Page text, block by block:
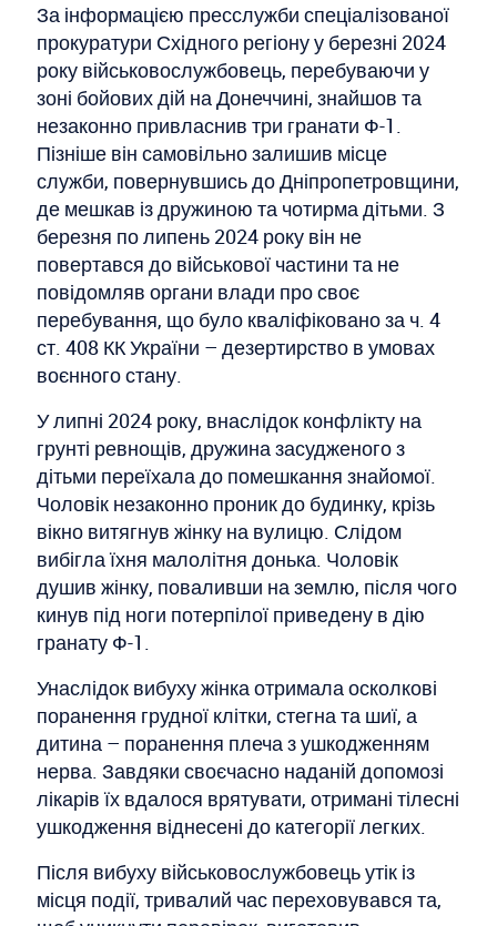
За інформацією пресслужби спеціалізованої
прокуратури Східного регіону у березні 2024
року військовослужбовець, перебуваючи у
зоні бойових дій на Донеччині, знайшов та
незаконно привласнив три гранати Ф-1.
Пізніше він самовільно залишив місце
служби, повернувшись до Дніпропетровщини,
де мешкав із дружиною та чотирма дітьми. З
березня по липень 2024 року він не
повертався до військової частини та не
повідомляв органи влади про своє
перебування, що було кваліфіковано за ч. 4
ст. 408 КК України – дезертирство в умовах
воєнного стану.
У липні 2024 року, внаслідок конфлікту на
грунті ревнощів, дружина засудженого з
дітьми переїхала до помешкання знайомої.
Чоловік незаконно проник до будинку, крізь
вікно витягнув жінку на вулицю. Слідом
вибігла їхня малолітня донька. Чоловік
душив жінку, поваливши на землю, після чого
кинув під ноги потерпілої приведену в дію
гранату Ф-1.
Унаслідок вибуху жінка отримала осколкові
поранення грудної клітки, стегна та шиї, а
дитина – поранення плеча з ушкодженням
нерва. Завдяки своєчасно наданій допомозі
лікарів їх вдалося врятувати, отримані тілесні
ушкодження віднесені до категорії легких.
Після вибуху військовослужбовець утік із
місця події, тривалий час переховувався та,